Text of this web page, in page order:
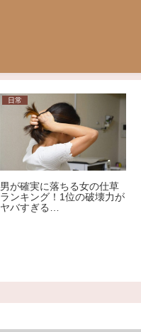
日常
男が確実に落ちる女の仕草
ランキング！1位の破壊力が
ヤバすぎる…